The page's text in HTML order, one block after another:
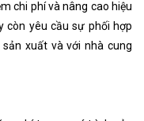
chi phí và nâng cao hiệu
còn yêu cầu sự phối hợp
xuất và với nhà cung